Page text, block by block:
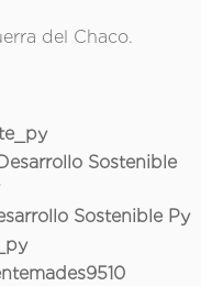
del Chaco.
Sostenible
Sostenible Py